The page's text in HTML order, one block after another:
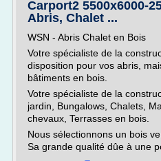
Carport2 5500x6000-
Abris, Chalet ...
WSN - Abris Chalet en Bois
Votre spécialiste de la
disposition pour vos abris,
bâtiments en bois.
Votre spécialiste de la
jardin, Bungalows, Chalets,
chevaux, Terrasses en bois.
Nous sélectionnons un bois
Sa grande qualité dûe à une